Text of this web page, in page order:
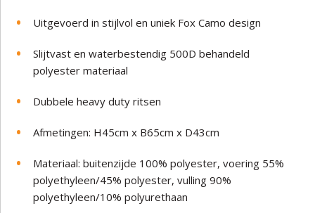
Uitgevoerd in stijlvol en uniek Fox Camo design
Slijtvast en waterbestendig 500D behandeld
polyester materiaal
Dubbele heavy duty ritsen
Afmetingen: H45cm x B65cm x D43cm
Materiaal: buitenzijde 100% polyester, voering 55%
polyethyleen/45% polyester, vulling 90%
polyethyleen/10% polyurethaan